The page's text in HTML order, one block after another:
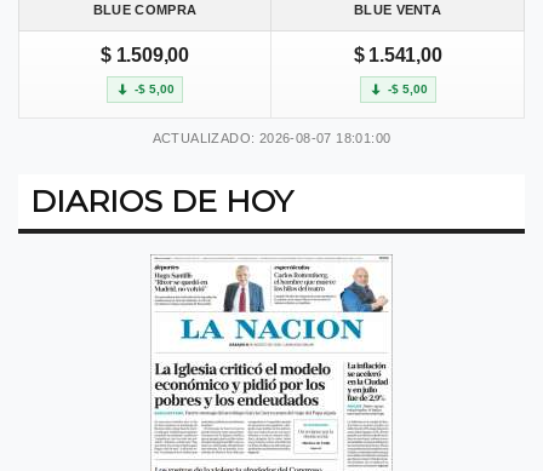
BLUE COMPRA BLUE VENTA
$ 1.509,00
-$ 5,00
$ 1.541,00
-$ 5,00
ACTUALIZADO: 2026-08-07 18:01:00
DIARIOS DE HOY